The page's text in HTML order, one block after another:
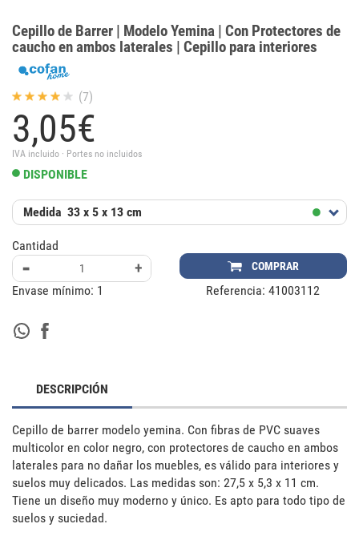
Cepillo de Barrer | Modelo Yemina | Con Protectores de
caucho en ambos laterales | Cepillo para interiores
(7)
3,05€
IVA incluido · Portes no incluidos
DISPONIBLE
Medida 33 x 5 x 13 cm
Cantidad
- + COMPRAR
Envase mínimo: 1 Referencia:41003112
DESCRIPCIÓN
Cepillo de barrer modelo yemina. Con fibras de PVC suaves
multicolor en color negro, con protectores de caucho en ambos
laterales para no dañar los muebles, es válido para interiores y
suelos muy delicados. Las medidas son: 27,5 x 5,3 x 11 cm.
Tiene un diseño muy moderno y único. Es apto para todo tipo de
suelos y suciedad.